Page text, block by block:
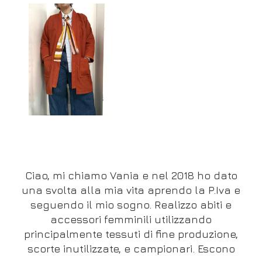
Ciao, mi chiamo Vania e nel 2018 ho dato
una svolta alla mia vita aprendo la P.Iva e
seguendo il mio sogno. Realizzo abiti e
accessori femminili utilizzando
principalmente tessuti di fine produzione,
scorte inutilizzate, e campionari. Escono